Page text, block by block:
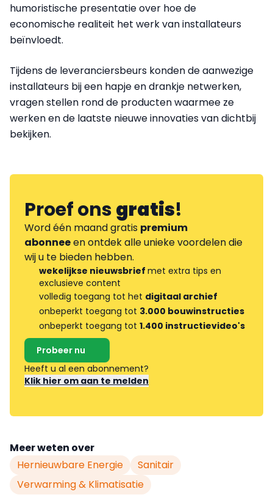
humoristische presentatie over hoe de
economische realiteit het werk van installateurs
beïnvloedt.
Tijdens de leveranciersbeurs konden de aanwezige
installateurs bij een hapje en drankje netwerken,
vragen stellen rond de producten waarmee ze
werken en de laatste nieuwe innovaties van dichtbij
bekijken.
Proef onsgratis!
Word één maand gratis premium
abonneeen ontdek alle unieke voordelen die
wij u te bieden hebben.
wekelijkse nieuwsbrief met extra tips en
exclusieve content
volledig toegang tot het digitaal archief
onbeperkt toegang tot 3.000 bouwinstructies
onbeperkt toegang tot 1.400 instructievideo's
Probeer nu
Heeft u al een abonnement?
Klik hier om aan te melden
Meer weten over
Hernieuwbare Energie
Sanitair
Verwarming & Klimatisatie